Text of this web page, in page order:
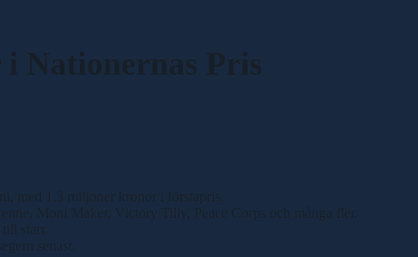
Nationernas Pris
med 1,3 miljoner kronor i förstapris.
Moni Maker, Victory Tilly, Peace Corps och många fler.
start.
senast.